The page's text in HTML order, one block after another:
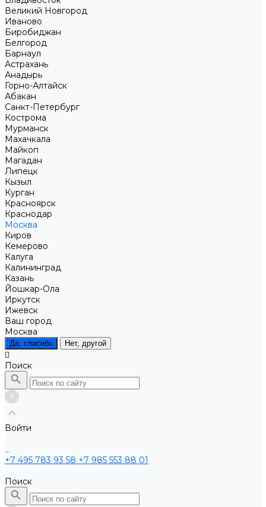
Великий Новгород
Иваново
Биробиджан
Белгород
Барнаул
Астрахань
Анадырь
Горно-Алтайск
Абакан
Санкт-Петербург
Кострома
Мурманск
Махачкала
Майкоп
Магадан
Липецк
Кызыл
Курган
Красноярск
Краснодар
Москва
Киров
Кемерово
Калуга
Калининград
Казань
Йошкар-Ола
Иркутск
Ижевск
Ваш город
Москва
Да, спасибо Нет, другой
Поиск
Войти
...
+7 495 783 93 58 +7 985 553 88 01
Поиск